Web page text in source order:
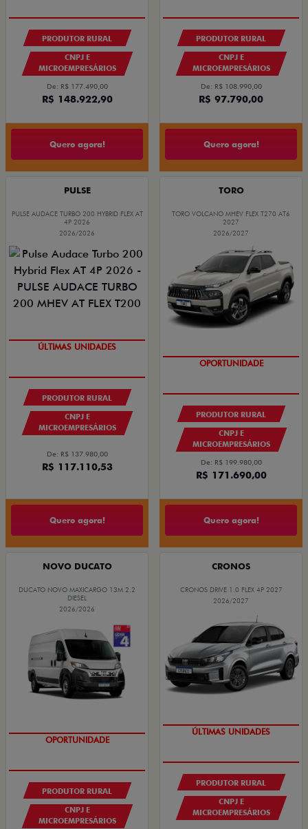
PRODUTOR RURAL
CNPJ E
MICROEMPRESÁRIOS
De: R$ 177.490,00
R$ 148.922,90
Quero agora!
PRODUTOR RURAL
CNPJ E
MICROEMPRESÁRIOS
De: R$ 108.990,00
R$ 97.790,00
Quero agora!
PULSE
PULSE AUDACE TURBO 200 HYBRID FLEX AT
4P 2026
2026/2026
PRODUTOR RURAL
CNPJ E
MICROEMPRESÁRIOS
De: R$ 137.980,00
R$ 117.110,53
Quero agora!
TORO
TORO VOLCANO MHEV FLEX T270 AT6
2027
2026/2027
PRODUTOR RURAL
CNPJ E
MICROEMPRESÁRIOS
De: R$ 199.980,00
R$ 171.690,00
Quero agora!
NOVO DUCATO
DUCATO NOVO MAXICARGO 13M 2.2
DIESEL
2026/2026
PRODUTOR RURAL
CNPJ E
MICROEMPRESÁRIOS
CRONOS
CRONOS DRIVE 1.0 FLEX 4P 2027
2026/2027
PRODUTOR RURAL
CNPJ E
MICROEMPRESÁRIOS